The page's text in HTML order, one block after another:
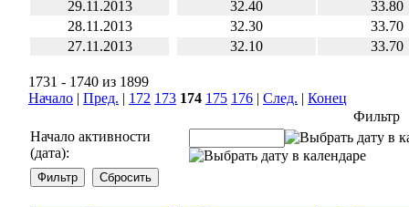
29.11.2013
32.40
33.80
28.11.2013
32.30
33.70
27.11.2013
32.10 33.70
1731 - 1740 из 1899
Начало | Пред. | 172 173 174 175 176 | След. | Конец
Фильтр
Начало активности
(дата):